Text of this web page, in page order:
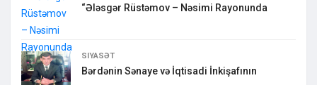
“Ələsgər Rüstəmov – Nəsimi Rayonunda
SIYASƏT
Bərdənin Sənaye və İqtisadi İnkişafının